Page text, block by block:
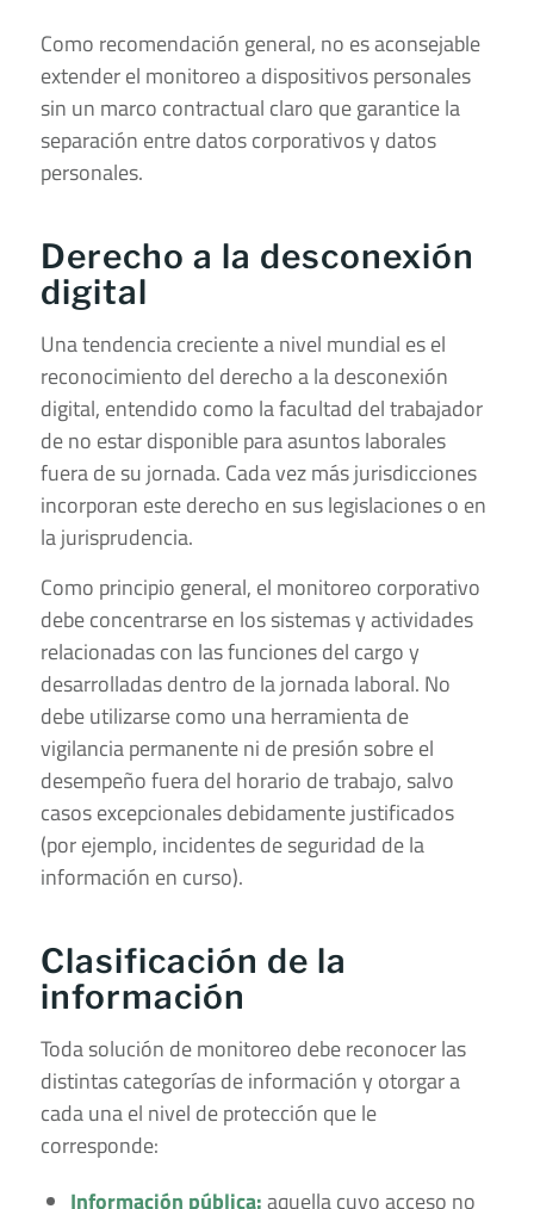
Como recomendación general, no es aconsejable
extender el monitoreo a dispositivos personales
sin un marco contractual claro que garantice la
separación entre datos corporativos y datos
personales.
Derecho a la desconexión
digital
Una tendencia creciente a nivel mundial es el
reconocimiento del derecho a la desconexión
digital, entendido como la facultad del trabajador
de no estar disponible para asuntos laborales
fuera de su jornada. Cada vez más jurisdicciones
incorporan este derecho en sus legislaciones o en
la jurisprudencia.
Como principio general, el monitoreo corporativo
debe concentrarse en los sistemas y actividades
relacionadas con las funciones del cargo y
desarrolladas dentro de la jornada laboral. No
debe utilizarse como una herramienta de
vigilancia permanente ni de presión sobre el
desempeño fuera del horario de trabajo, salvo
casos excepcionales debidamente justificados
(por ejemplo, incidentes de seguridad de la
información en curso).
Clasificación de la
información
Toda solución de monitoreo debe reconocer las
distintas categorías de información y otorgar a
cada una el nivel de protección que le
corresponde:
Información pública:aquella cuyo acceso no